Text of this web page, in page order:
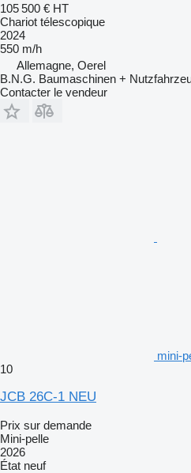
105 500 € HT
Chariot télescopique
2024
550 m/h
Allemagne, Oerel
B.N.G. Baumaschinen +
Contacter le vendeur
mini-
10
JCB 26C-1 NEU
Prix sur demande
Mini-pelle
2026
État neuf